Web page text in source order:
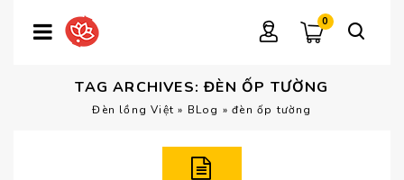
0
TAG ARCHIVES: ĐÈN ỐP TƯỜNG
Đèn lồng Việt » BLog »đèn ốp tường